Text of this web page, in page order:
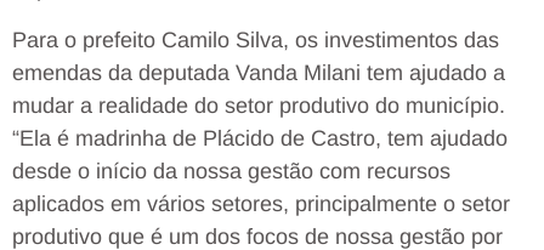
Para o prefeito Camilo Silva, os investimentos das
emendas da deputada Vanda Milani tem ajudado a
mudar a realidade do setor produtivo do município.
“Ela é madrinha de Plácido de Castro, tem ajudado
desde o início da nossa gestão com recursos
aplicados em vários setores, principalmente o setor
produtivo que é um dos focos de nossa gestão por